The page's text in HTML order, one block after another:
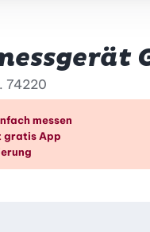
74220
immessen
gratis App